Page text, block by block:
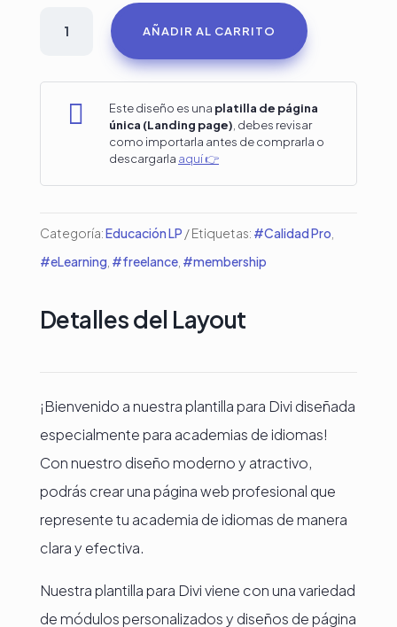
cantidad
AÑADIR AL CARRITO
 Este diseño es una platilla de página
única (Landing page) , debes revisar
como importarla antes de comprarla o
descargarla aquí 👉
Categoría:Educación LP Etiquetas: #Calidad Pro
#eLearning #freelance, #membership
Detalles del Layout
¡Bienvenido a nuestra plantilla para Divi diseñada
especialmente para academias de idiomas!
Con nuestro diseño moderno y atractivo,
podrás crear una página web profesional que
represente tu academia de idiomas de manera
clara y efectiva.
Nuestra plantilla para Divi viene con una variedad
de módulos personalizados y diseños de página